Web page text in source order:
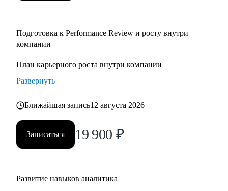
Подготовка к Performance Review и росту внутри
компании
План карьерного роста внутри компании
Развернуть
Ближайшая запись12 августа 2026
Записаться 19 900 ₽
Развитие навыков аналитика